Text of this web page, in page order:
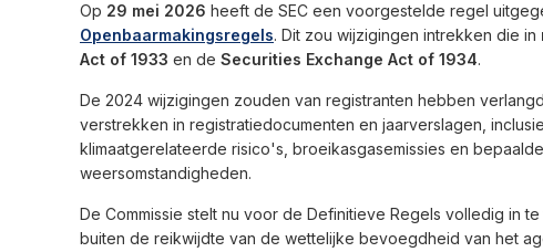
Op 29 mei 2026 heeft de SEC een voorgestelde regel
Openbaarmakingsregels. Dit zou wijzigingen intrekken die in
Act of 1933 en de Securities Exchange Act of 1934.
De 2024 wijzigingen zouden van registranten hebben
verstrekken in registratiedocumenten en jaarverslagen,
klimaatgerelateerde risico's, broeikasgasemissies en
weersomstandigheden.
De Commissie stelt nu voor de Definitieve Regels volledig in
buiten de reikwijdte van de wettelijke bevoegdheid van het